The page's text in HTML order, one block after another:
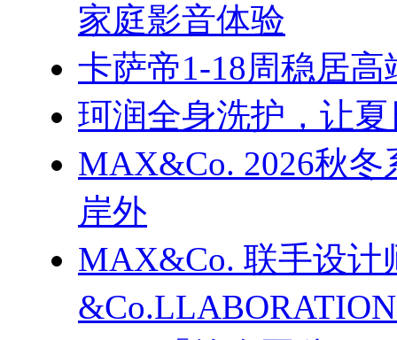
家庭影音体验
卡萨帝1-18周稳居
珂润全身洗护，让
MAX&Co. 2026秋
岸外
MAX&Co. 联手设计